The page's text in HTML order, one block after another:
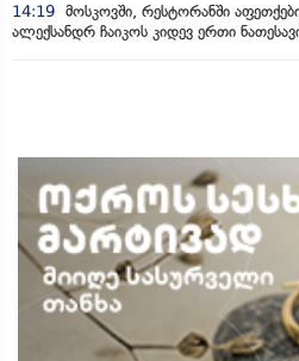
14:19 მოსკოვში, რესტორანში
ალექსანდრ ჩაიკოს კიდევ ერთი